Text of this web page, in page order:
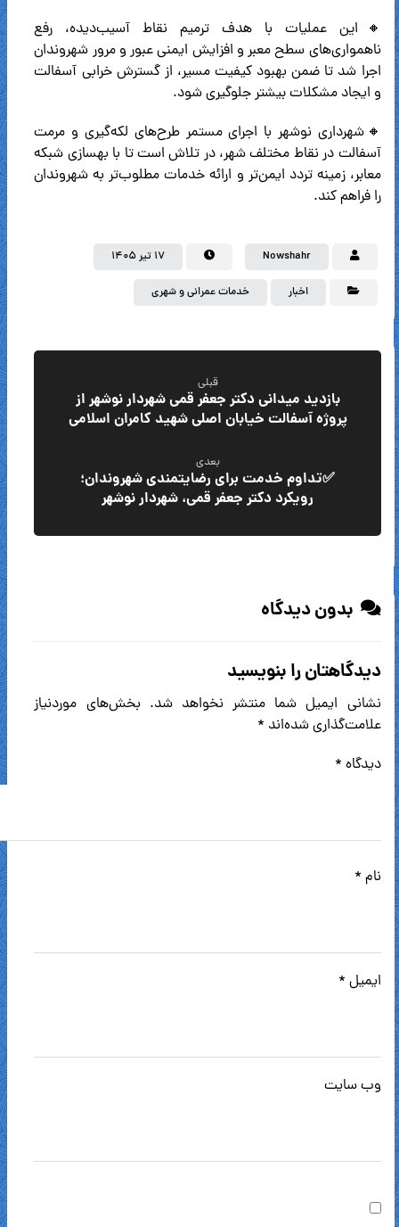
🔸این عملیات با هدف ترمیم نقاط آسیب‌دیده، رفع
ناهمواری‌های سطح معبر و افزایش ایمنی عبور و مرور شهروندان
اجرا شد تا ضمن بهبود کیفیت مسیر، از گسترش خرابی آسفالت
و ایجاد مشکلات بیشتر جلوگیری شود.
🔸شهرداری نوشهر با اجرای مستمر طرح‌های لکه‌گیری و مرمت
آسفالت در نقاط مختلف شهر، در تلاش است تا با بهسازی شبکه
معابر، زمینه تردد ایمن‌تر و ارائه خدمات مطلوب‌تر به شهروندان
را فراهم کند.
Nowshahr ۱۷ تیر ۱۴۰۵
اخبار خدمات عمرانی و شهری
قبلی
بازدید میدانی دکتر جعفر قمی شهردار نوشهر از
پروژه آسفالت خیابان اصلی شهید کامران اسلامی
بعدی
✅تداوم خدمت برای رضایتمندی شهروندان؛
رویکرد دکتر جعفر قمی، شهردار نوشهر
بدون دیدگاه
دیدگاهتان را بنویسید
نشانی ایمیل شما منتشر نخواهد شد. بخش‌های موردنیاز
علامت‌گذاری شده‌اند *
دیدگاه *
نام *
ایمیل *
وب‌ سایت